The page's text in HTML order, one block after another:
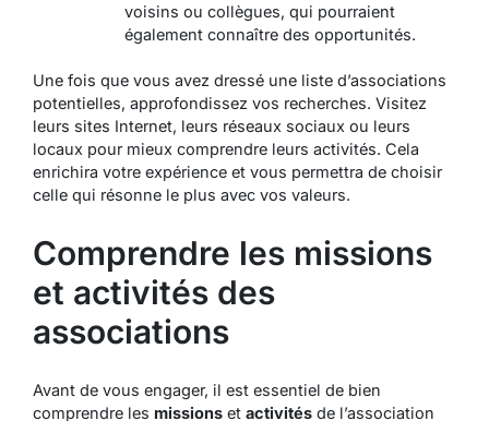
voisins ou collègues, qui pourraient
également connaître des opportunités.
Une fois que vous avez dressé une liste d’associations
potentielles, approfondissez vos recherches. Visitez
leurs sites Internet, leurs réseaux sociaux ou leurs
locaux pour mieux comprendre leurs activités. Cela
enrichira votre expérience et vous permettra de choisir
celle qui résonne le plus avec vos valeurs.
Comprendre les missions
et activités des
associations
Avant de vous engager, il est essentiel de bien
comprendre les missions et activités de l’association